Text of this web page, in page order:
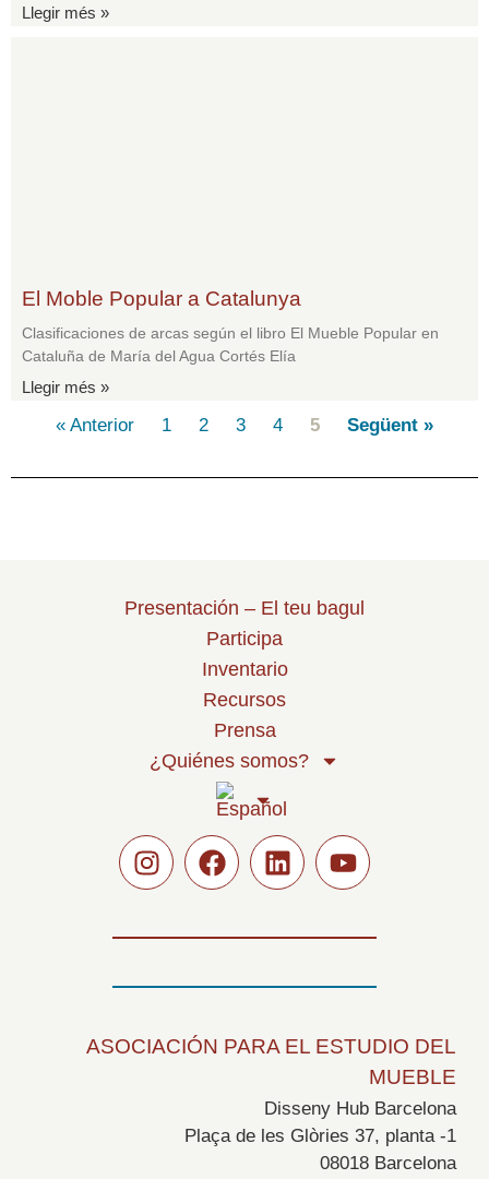
Llegir més »
El Moble Popular a Catalunya
Clasificaciones de arcas según el libro El Mueble Popular en
Cataluña de María del Agua Cortés Elía
Llegir més »
« Anterior 1 2 3 4 5 Següent »
Presentación – El teu bagul
Participa
Inventario
Recursos
Prensa
¿Quiénes somos?
ASOCIACIÓN PARA EL ESTUDIO DEL
MUEBLE
Disseny Hub Barcelona
Plaça de les Glòries 37, planta -1
08018 Barcelona